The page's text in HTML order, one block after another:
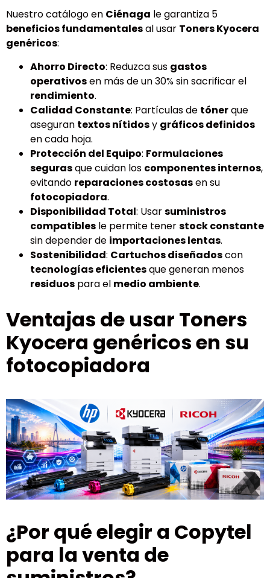
Nuestro catálogo en Ciénaga le garantiza 5
beneficios fundamentalesal usar Toners Kyocera
genéricos:
Ahorro Directo: Reduzca sus gastos
operativosen más de un 30% sin sacrificar el
rendimiento.
Calidad Constante: Partículas de tónerque
aseguran textos nítidosy gráficos definidos
en cada hoja.
Protección del Equipo: Formulaciones
segurasque cuidan los componentes internos,
evitando reparaciones costosasen su
fotocopiadora.
Disponibilidad Total: Usarsuministros
compatibles le permite tenerstock constante
sin depender de importaciones lentas.
Sostenibilidad: Cartuchos diseñadoscon
tecnologías eficientesque generan menos
residuos para el medio ambiente.
Ventajas de usar Toners
Kyocera genéricos en su
fotocopiadora
¿Por qué elegir a Copytel
para la venta de